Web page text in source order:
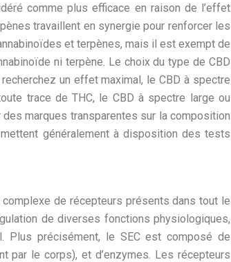
comme plus efficace en raison de l’effet
travaillent en synergie pour renforcer les
et terpènes, mais il est exempt de
ni terpène. Le choix du type de CBD
un effet maximal, le CBD à spectre
trace de THC, le CBD à spectre large ou
marques transparentes sur la composition
généralement à disposition des tests
de récepteurs présents dans tout le
de diverses fonctions physiologiques,
Plus précisément, le SEC est composé de
par le corps), et d’enzymes. Les récepteurs